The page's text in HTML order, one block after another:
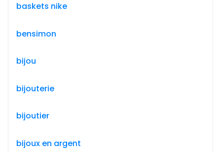
baskets nike
bensimon
bijou
bijouterie
bijoutier
bijoux en argent